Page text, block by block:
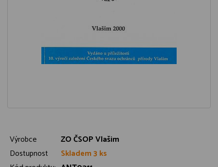
Výrobce
ZO ČSOP Vlašim
Dostupnost
Skladem 3 ks